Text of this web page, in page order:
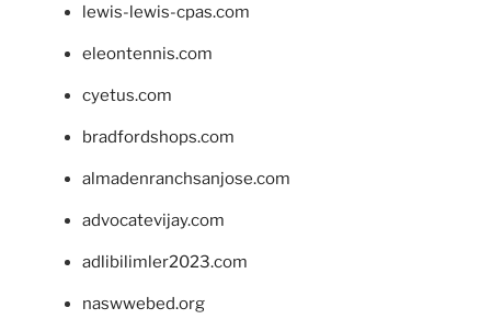
lewis-lewis-cpas.com
eleontennis.com
cyetus.com
bradfordshops.com
almadenranchsanjose.com
advocatevijay.com
adlibilimler2023.com
naswwebed.org